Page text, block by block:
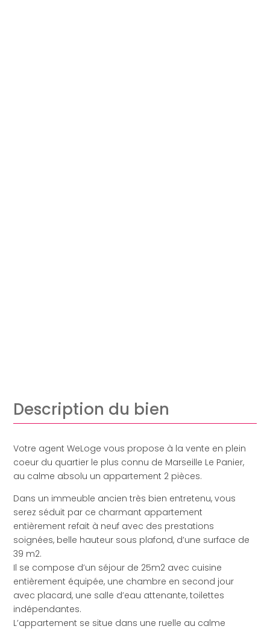
Description du bien
Votre agent WeLoge vous propose à la vente en plein
coeur du quartier le plus connu de Marseille Le Panier,
au calme absolu un appartement 2 pièces.
Dans un immeuble ancien très bien entretenu, vous
serez séduit par ce charmant appartement
entièrement refait à neuf avec des prestations
soignées, belle hauteur sous plafond, d’une surface de
39 m2.
Il se compose d’un séjour de 25m2 avec cuisine
entièrement équipée, une chambre en second jour
avec placard, une salle d’eau attenante, toilettes
indépendantes.
L’appartement se situe dans une ruelle au calme